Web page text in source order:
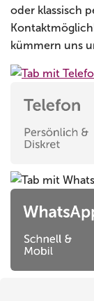
oder klassisch
kümmern uns